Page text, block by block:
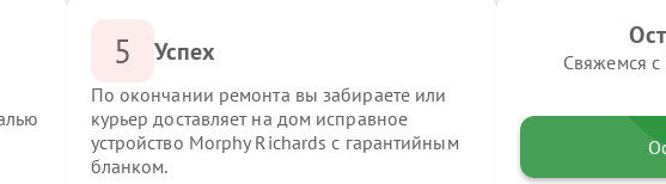
5 Успех
По окончании ремонта вы забираете или
курьер доставляет на дом исправное
устройство Morphy Richards с гарантийным
бланком.
Свяжемся с